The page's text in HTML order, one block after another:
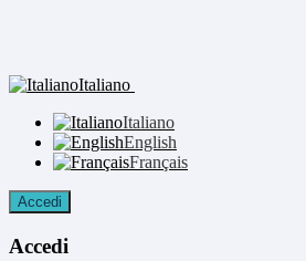
Italiano
Italiano
English
Français
Accedi
Accedi